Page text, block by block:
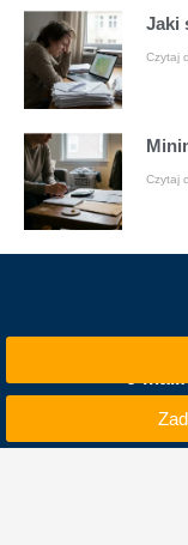
Jaki
Czytaj
Czytaj
e-mail: